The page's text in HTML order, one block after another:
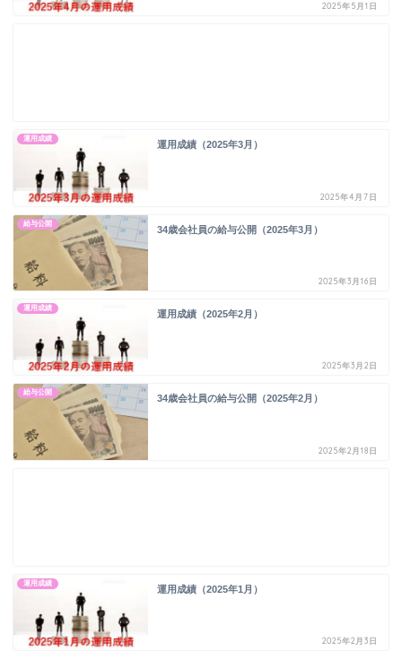
2025年5月1日
運用成績
運用成績（2025年3月）
2025年4月7日
給与公開
34歳会社員の給与公開（2025年3月）
2025年3月16日
運用成績
運用成績（2025年2月）
2025年3月2日
給与公開
34歳会社員の給与公開（2025年2月）
2025年2月18日
運用成績
運用成績（2025年1月）
2025年2月3日